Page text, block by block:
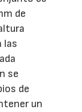
de
las
se
de
un